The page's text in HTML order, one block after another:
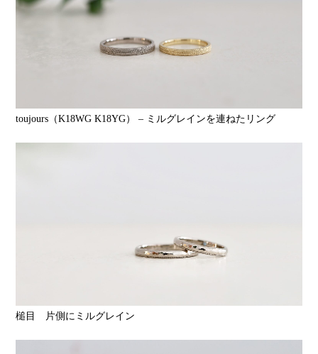
toujours（K18WG K18YG） – ミルグレインを連ねたリング
槌目 片側にミルグレイン